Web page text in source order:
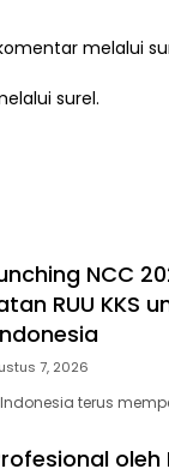
melalui
surel.
NCC
RUU KKS
7, 2026
Indonesia terus
oleh